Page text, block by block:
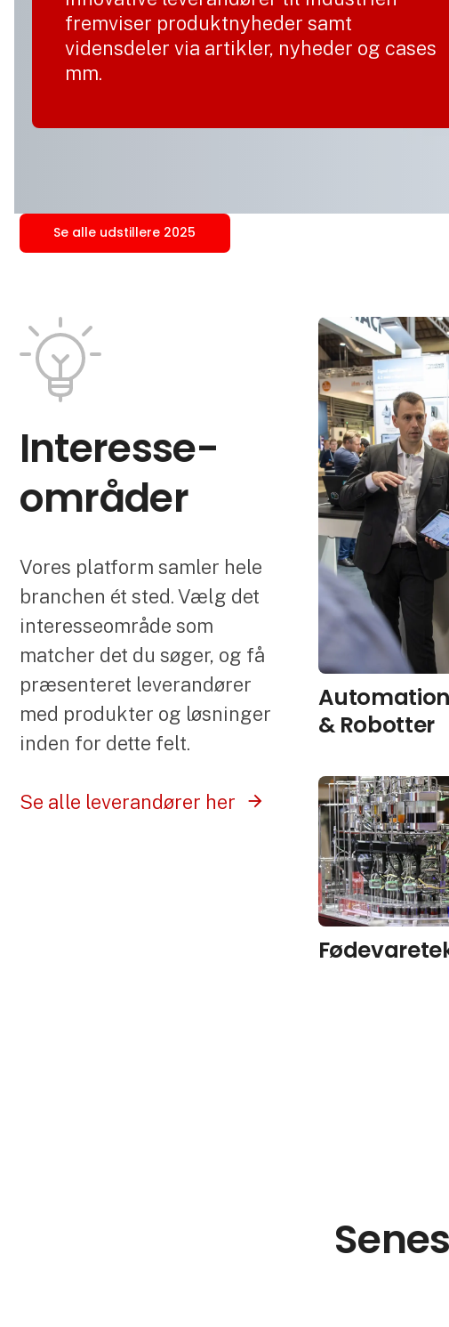
fremviser produktnyheder samt
vidensdeler via artikler, nyheder og cases
mm.
Se alle udstillere 2025
Interesse­
områder
Vores platform samler hele
branchen ét sted. Vælg det
interesseområde som
matcher det du søger, og få
præsenteret leverandører
med produkter og løsninger
inden for dette felt.
Se alle leverandører her
Automation
& Robotter